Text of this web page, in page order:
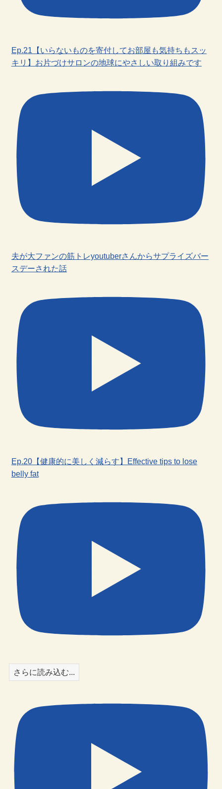
Ep.21【いらないものを寄付してお部屋も気持ちもスッ
キリ】お片づけサロンの地球にやさしい取り組みです
夫が大ファンの筋トレyoutuberさんからサプライズバー
スデーされた話
Ep.20【健康的に美しく減らす】Effective tips to lose
belly fat
さらに読み込む...